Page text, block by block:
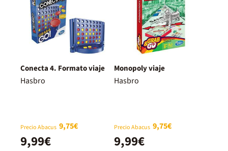
Conecta 4. Formato viaje
Hasbro
Precio Abacus 9,75€
9,99€
Monopoly viaje
Hasbro
Precio Abacus 9,75€
9,99€